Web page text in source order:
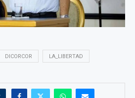
DICORCOR LA_LIBERTAD